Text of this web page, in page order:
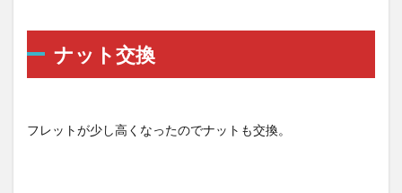
ナット交換
フレットが少し高くなったのでナットも交換。